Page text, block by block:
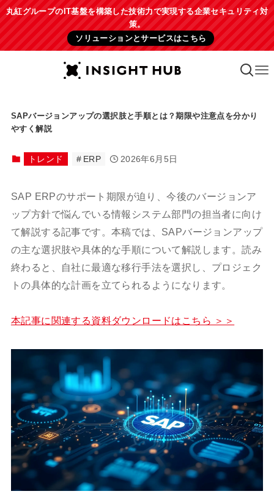
丸紅グループのIT基盤を構築した技術力で実現する企業セキュリティ対
策。
ソリューションとサービスはこちら
SAPバージョンアップの選択肢と手順とは？期限や注意点を分かり
やすく解説
トレンド ERP 2026年6月5日
SAP ERPのサポート期限が迫り、今後のバージョンア
ップ方針で悩んでいる情報システム部門の担当者に向け
て解説する記事です。本稿では、SAPバージョンアップ
の主な選択肢や具体的な手順について解説します。読み
終わると、自社に最適な移行手法を選択し、プロジェク
トの具体的な計画を立てられるようになります。
本記事に関連する資料ダウンロードはこちら ＞＞